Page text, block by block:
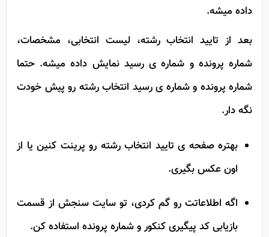
اسم دوره، رشته و دانشگاه به صورت خودکار برات نشون
داده میشه.
بعد از تایید انتخاب رشته، لیست انتخابی، مشخصات،
شماره پرونده و شماره ی رسید نمایش داده میشه. حتما
شماره پرونده و شماره ی رسید انتخاب رشته رو پیش خودت
بهتره صفحه ی تایید انتخاب رشته رو پرینت کنین یا از
اگه اطلاعاتت رو گم کردی، تو سایت سنجش از قسمت